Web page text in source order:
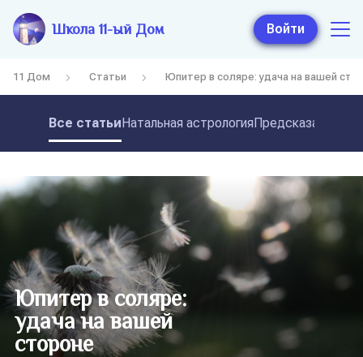
Школа 11-ый Дом Войти
11 Дом Статьи Юпитер в соляре: удача на вашей
Все статьиНатальная астрология
Юпитер в соляре:
удача на вашей
стороне